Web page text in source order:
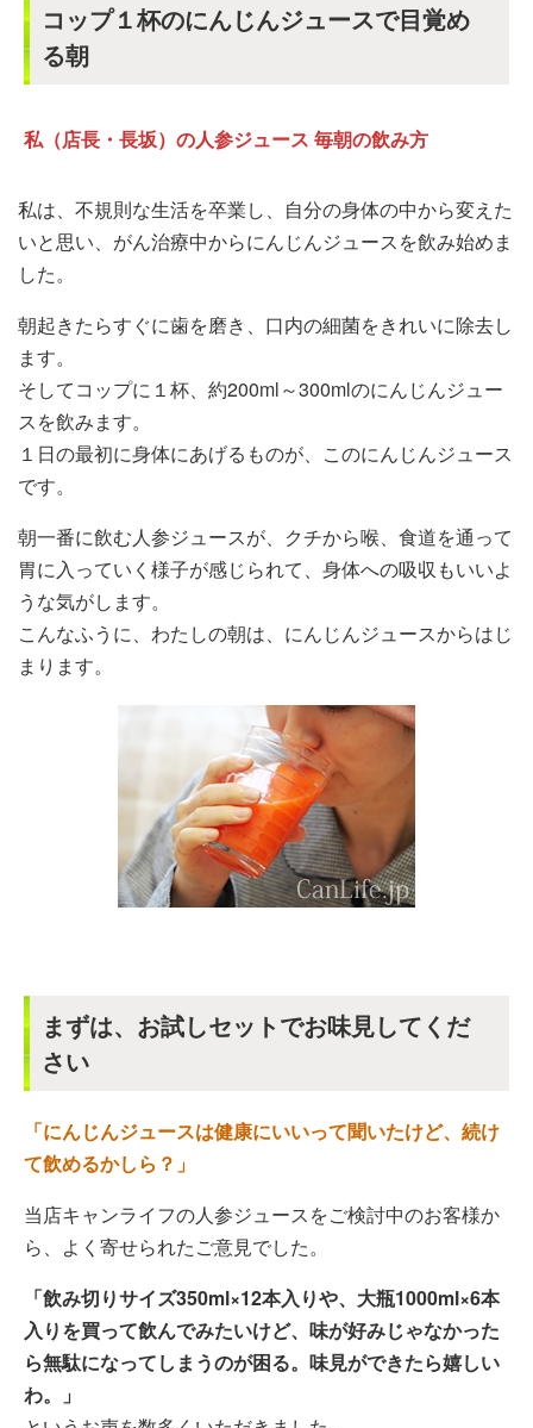
コップ１杯のにんじんジュースで目覚め
る朝
私（店長・長坂）の人参ジュース 毎朝の飲み方
私は、不規則な生活を卒業し、自分の身体の中から変えた
いと思い、がん治療中からにんじんジュースを飲み始めま
した。
朝起きたらすぐに歯を磨き、口内の細菌をきれいに除去し
ます。
そしてコップに１杯、約200ml～300mlのにんじんジュー
スを飲みます。
１日の最初に身体にあげるものが、このにんじんジュース
です。
朝一番に飲む人参ジュースが、クチから喉、食道を通って
胃に入っていく様子が感じられて、身体への吸収もいいよ
うな気がします。
こんなふうに、わたしの朝は、にんじんジュースからはじ
まります。
まずは、お試しセットでお味見してくだ
さい
「にんじんジュースは健康にいいって聞いたけど、続け
て飲めるかしら？」
当店キャンライフの人参ジュースをご検討中のお客様か
ら、よく寄せられたご意見でした。
「飲み切りサイズ350ml×12本入りや、大瓶1000ml×6本
入りを買って飲んでみたいけど、味が好みじゃなかった
ら無駄になってしまうのが困る。味見ができたら嬉しい
わ。」